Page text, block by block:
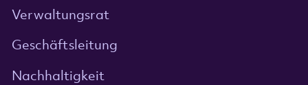
Verwaltungsrat
Geschäftsleitung
Nachhaltigkeit